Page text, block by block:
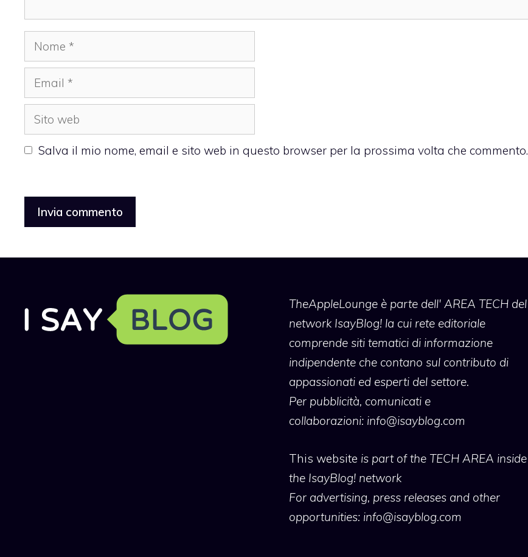
Nome
Email
Sito
web
Salva il mio nome, email e sito web in questo browser per la prossima volta che commento.
TheAppleLoungeè parte dell' AREA TECH del
network IsayBlog! la cui rete editoriale
comprende siti tematici di informazione
indipendente che contano sul contributo di
appassionati ed esperti del settore.
Per pubblicità, comunicati e
collaborazioni: info@isayblog.com
This website is part of the TECH AREA inside
the IsayBlog! network
For advertising, press releases and other
opportunities: info@isayblog.com